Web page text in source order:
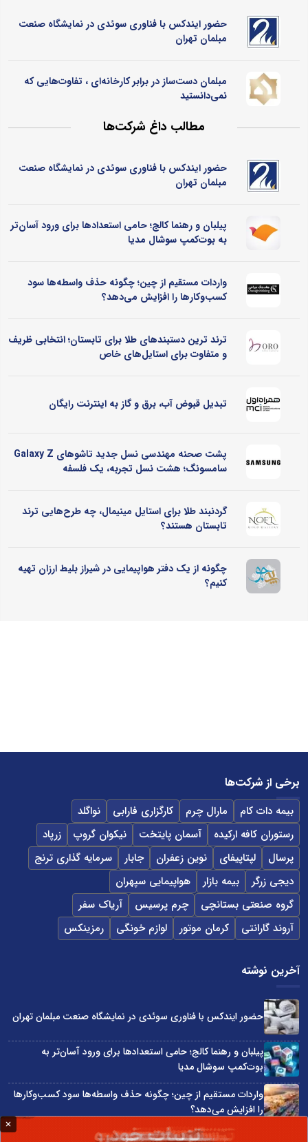
حضور ایندکس با فناوری سوئدی در نمایشگاه صنعت
مبلمان تهران
مبلمان دست‌ساز در برابر کارخانه‌ای ، تفاوت‌هایی که
نمی‌دانستید
مطالب داغ شرکت‌ها
حضور ایندکس با فناوری سوئدی در نمایشگاه صنعت
مبلمان تهران
پیلبان و رهنما کالج؛ حامی استعدادها برای ورود آسان‌تر
به بوت‌کمپ سوشال مدیا
واردات مستقیم از چین؛ چگونه حذف واسطه‌ها سود
کسب‌وکارها را افزایش می‌دهد؟
ترند ترین دستبندهای طلا برای تابستان؛ انتخابی ظریف
و متفاوت برای استایل‌های خاص
تبدیل قبوض آب، برق و گاز به اینترنت رایگان
پشت صحنه مهندسی نسل جدید تاشوهای Galaxy Z
سامسونگ؛ هشت نسل تجربه، یک فلسفه
گردنبند طلا برای استایل مینیمال، چه طرح‌هایی ترند
تابستان هستند؟
چگونه از یک دفتر هواپیمایی در شیراز بلیط ارزان تهیه
کنیم؟
برخی از شرکت‌ها
بیمه دات کام مارال چرم کارگزاری فارابی
نواگلد
رستوران کافه ارکیده
آسمان پایتخت نیکوان گروپ
زرپاد
پرسال
لپتاپیفای نوین زعفران جابار
سرمایه گذاری ترنج
دیجی زرگر
بیمه بازار
هواپیمایی سپهران
گروه صنعتی بستانچی
چرم پرسیس
آریاک سفر
آروند گارانتی
کرمان موتور لوازم خونگی رمزینکس
آخرین نوشته
حضور ایندکس با فناوری سوئدی در نمایشگاه صنعت مبلمان تهران
پیلبان و رهنما کالج؛ حامی استعدادها برای ورود آسان‌تر به
بوت‌کمپ سوشال مدیا
واردات مستقیم از چین؛ چگونه حذف واسطه‌ها سود کسب‌وکارها
را افزایش می‌دهد؟
ترند ترین دستبندهای طلا برای تابستان؛ انتخابی ظریف و متفاوت